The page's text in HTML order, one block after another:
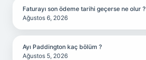
Faturayı son ödeme tarihi geçerse ne olur ?
Ağustos 6, 2026
Ayı Paddington kaç bölüm ?
Ağustos 5, 2026